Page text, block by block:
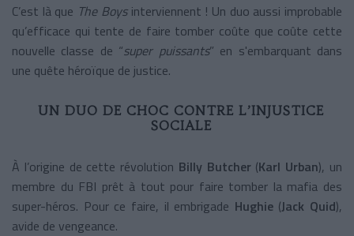
C’est là que The Boys interviennent ! Un duo aussi improbable
qu’efficace qui tente de faire tomber coûte que coûte cette
nouvelle classe de “super puissants” en s'embarquant dans
une quête héroïque de justice.
UN DUO DE CHOC CONTRE L’INJUSTICE
SOCIALE
À l’origine de cette révolution Billy Butcher (Karl Urban), un
membre du FBI prêt à tout pour faire tomber la mafia des
super-héros. Pour ce faire, il embrigade Hughie(Jack Quid),
avide de vengeance.